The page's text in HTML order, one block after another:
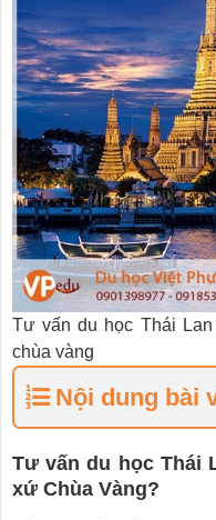
Tư vấn du học Thái
chùa vàng
Nội dung bài
Tư vấn du học Thái
xứ Chùa Vàng?